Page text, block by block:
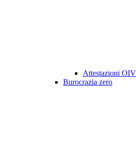
Attestazioni
Burocrazia zero